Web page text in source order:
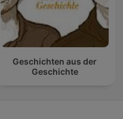
Geschichten aus der
Geschichte